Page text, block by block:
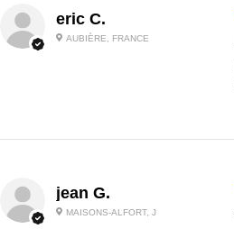
eric C.
AUBIÈRE, FRANCE
jean G.
MAISONS-ALFORT, J